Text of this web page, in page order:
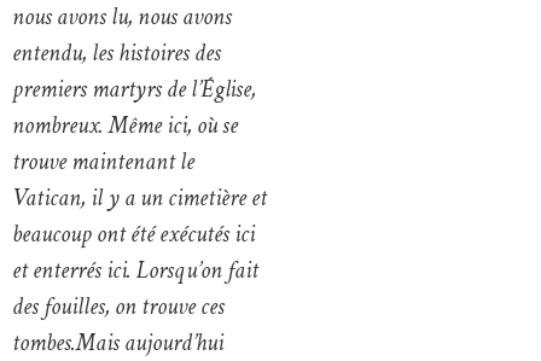
nous avons lu, nous avons
entendu, les histoires des
premiers martyrs de l’Église,
nombreux. Même ici, où se
trouve maintenant le
Vatican, il y a un cimetière et
beaucoup ont été exécutés ici
et enterrés ici. Lorsqu’on fait
des fouilles, on trouve ces
tombes.Mais aujourd’hui